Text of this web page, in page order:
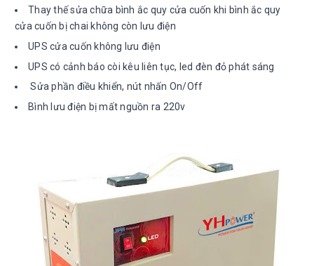
Thay thế sửa chữa bình ắc quy cửa cuốn khi bình ắc quy
cửa cuốn bị chai không còn lưu điện
UPS cửa cuốn không lưu điện
UPS có cảnh báo còi kêu liên tục, led đèn đỏ phát sáng
Sửa phần điều khiển, nút nhấn On/Off
Bình lưu điện bị mất nguồn ra 220v